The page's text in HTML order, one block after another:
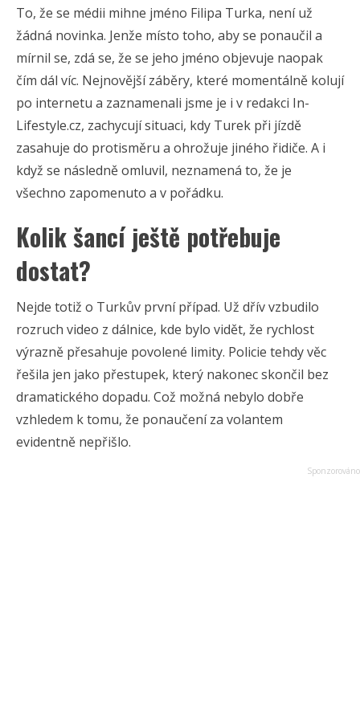
To, že se médii mihne jméno Filipa Turka, není už
žádná novinka. Jenže místo toho, aby se ponaučil a
mírnil se, zdá se, že se jeho jméno objevuje naopak
čím dál víc. Nejnovější záběry, které momentálně kolují
po internetu a zaznamenali jsme je i v redakci In-
Lifestyle.cz, zachycují situaci, kdy Turek při jízdě
zasahuje do protisměru a ohrožuje jiného řidiče. A i
když se následně omluvil, neznamená to, že je
všechno zapomenuto a v pořádku.
Kolik šancí ještě potřebuje
dostat?
Nejde totiž o Turkův první případ. Už dřív vzbudilo
rozruch video z dálnice, kde bylo vidět, že rychlost
výrazně přesahuje povolené limity. Policie tehdy věc
řešila jen jako přestupek, který nakonec skončil bez
dramatického dopadu. Což možná nebylo dobře
vzhledem k tomu, že ponaučení za volantem
evidentně nepřišlo.